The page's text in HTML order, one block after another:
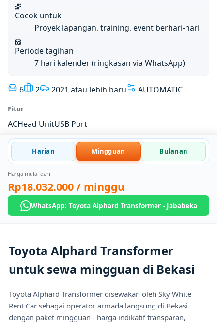
Cocok untuk
Proyek lapangan, training, event berhari-hari
Periode tagihan
7 hari kalender (ringkasan via WhatsApp)
6 2 2021 atau lebih baru AUTOMATIC
Fitur
ACHead UnitUSB Port
Harian Mingguan Bulanan
Harga mulai dari
Rp18.032.000 / minggu
WhatsApp: Toyota Alphard Transformer - Jababeka
Toyota Alphard Transformer
untuk sewa mingguan di Bekasi
Toyota Alphard Transformer disewakan oleh Sky White
Rent Car sebagai operator armada langsung di Bekasi
dengan paket mingguan - harga indikatif transparan,